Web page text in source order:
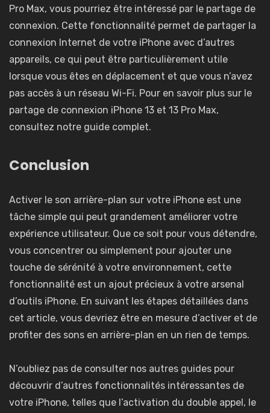
Pro Max, vous pourriez être intéressé par le partage de
connexion. Cette fonctionnalité permet de partager la
connexion Internet de votre iPhone avec d’autres
appareils, ce qui peut être particulièrement utile
lorsque vous êtes en déplacement et que vous n’avez
pas accès à un réseau Wi-Fi. Pour en savoir plus sur le
partage de connexion iPhone 13 et 13 Pro Max,
consultez notre guide complet.
Conclusion
Activer le son arrière-plan sur votre iPhone est une
tâche simple qui peut grandement améliorer votre
expérience utilisateur. Que ce soit pour vous détendre,
vous concentrer ou simplement pour ajouter une
touche de sérénité à votre environnement, cette
fonctionnalité est un ajout précieux à votre arsenal
d’outils iPhone. En suivant les étapes détaillées dans
cet article, vous devriez être en mesure d’activer et de
profiter des sons en arrière-plan en un rien de temps.
N’oubliez pas de consulter nos autres guides pour
découvrir d’autres fonctionnalités intéressantes de
votre iPhone, telles que l’activation du double appel, le